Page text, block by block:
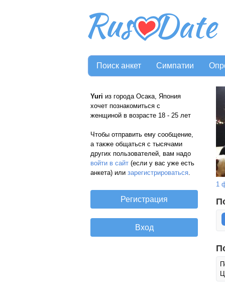
Поиск анкет Симпатии
Yuri из города Осака, Япония
хочет познакомиться с
женщиной в возрасте 18 - 25 лет
Чтобы отправить ему сообщение,
а также общаться с тысячами
других пользователей, вам надо
войти в сайт (если у вас уже есть
анкета) или зарегистрироваться.
1